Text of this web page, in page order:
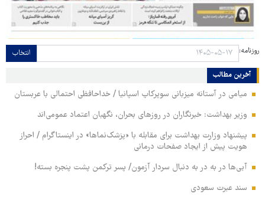
روزنامه: انتخاب
آخرین مطالب
میامی در آستانه میزبانی سوپرکاپ اسپانیا / خداحافظی احتمالی با عربستان
وزیر بهداشت: خبرنگاران در روزهای بحران، نگهبان اعتماد عمومی‌اند
پیشنهاد وزارت بهداشت برای مقابله با «پزشک‌نماها» در اینستاگرام / احراز
هویت پیش از ایجاد صفحات درمانی
آبی‌ها در به در به دنبال سردار آزمون/ پسر ترکمن پشت پنجره بسته!
سند عبرت سعودی